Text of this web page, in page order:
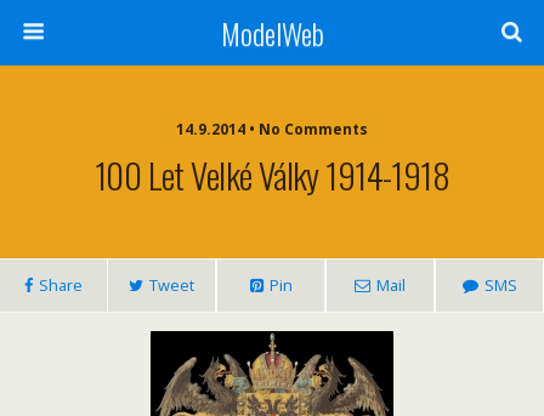
ModelWeb
14.9.2014 • No Comments
100 Let Velké Války 1914-1918
Share Tweet Pin Mail SMS